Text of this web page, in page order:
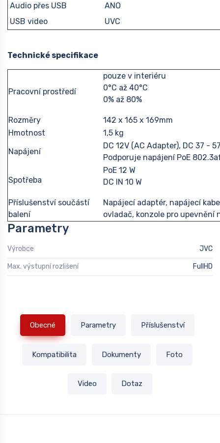
Audio přes USB
ANO
USB video
UVC
Technické specifikace
Pracovní prostředí
pouze v interiéru
0°C až 40°C
0% až 80%
Rozměry
142 x 165 x 169mm
Hmotnost
1,5 kg
Napájení
DC 12V (AC Adapter), DC 37 -
Podporuje napájení PoE
Spotřeba
PoE 12 W
DC IN 10 W
Příslušenství součástí
balení
Napájecí adaptér, napájecí
ovladač, konzole pro upevnění
Parametry
Výrobce JVC
Max. výstupní rozlišení FullHD
Obecné Parametry Příslušenství
Kompatibilita Dokumenty Foto
Video Dotaz